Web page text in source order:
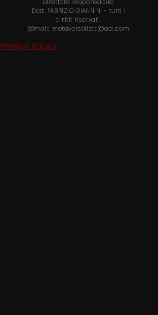
Direttore Responsabile:
Dott. FABRIZIO GIANNINI - tutti i
diritti riservati.
@mail: metaversalista@aol.com
PRIVACY POLICY